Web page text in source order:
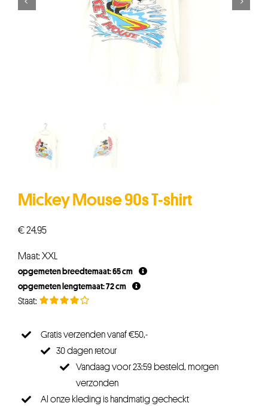
Mickey Mouse 90s T-shirt
€24,95
Maat: XXL
opgemeten breedtemaat: 65 cm
opgemeten lengtemaat: 72 cm
Gratis verzenden vanaf €50,-
30 dagen retour
Vandaag voor 23:59 besteld, morgen
verzonden
Al onze kleding is handmatig gecheckt